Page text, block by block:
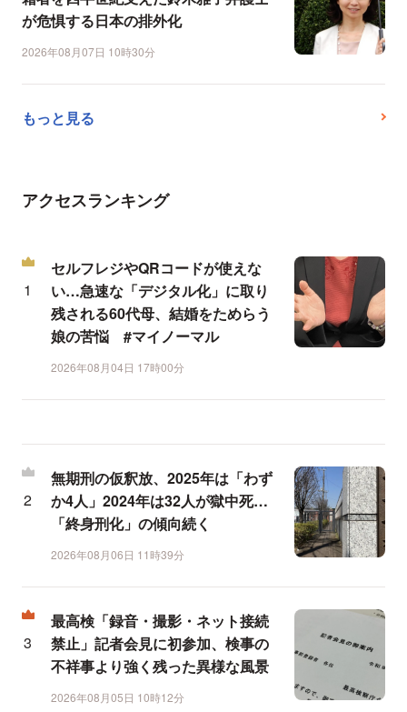
が危惧する日本の排外化
2026年08月07日 10時30分
もっと見る
アクセスランキング
セルフレジやQRコードが使えな
い…急速な「デジタル化」に取り
残される60代母、結婚をためらう
娘の苦悩 #マイノーマル
2026年08月04日 17時00分
無期刑の仮釈放、2025年は「わず
か4人」2024年は32人が獄中死…
「終身刑化」の傾向続く
2026年08月06日 11時39分
最高検「録音・撮影・ネット接続
禁止」記者会見に初参加、検事の
不祥事より強く残った異様な風景
2026年08月05日 10時12分